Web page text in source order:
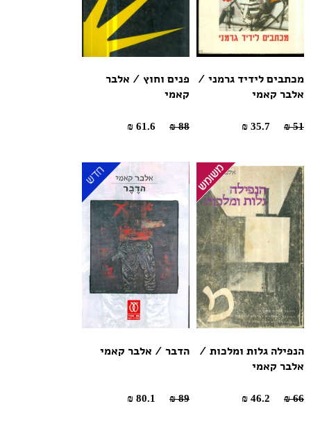
מכתבים לידיד גרמני /
אלבר קאמי
51 ₪
פנים וחוץ / אלבר
קאמי
88 ₪
הנפילה גלות ומלכות /
אלבר קאמי
66 ₪
הדבר / אלבר קאמי
89 ₪